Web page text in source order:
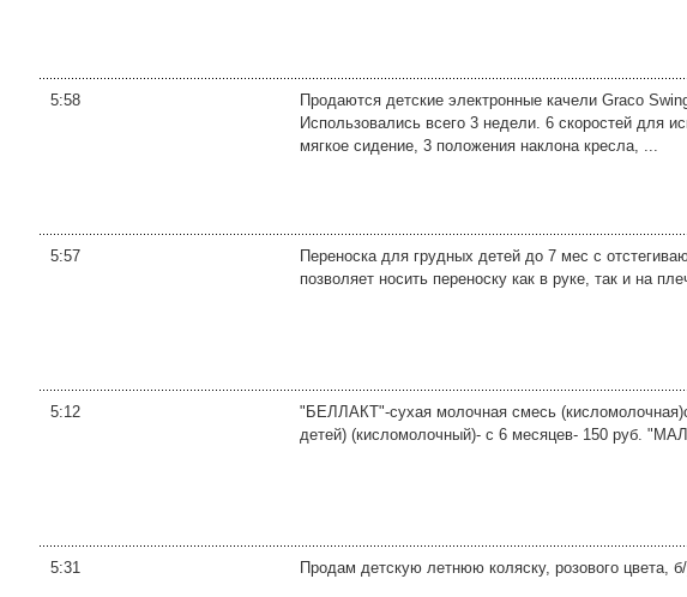
5:58
Продаются детские электронные качели Graco
Использовались всего 3 недели. 6 скоростей для
мягкое сидение, 3 положения наклона кресла, ...
5:57
Переноска для грудных детей до 7 мес с
позволяет носить переноску как в руке, так и на
5:12
"БЕЛЛАКТ"-сухая молочная смесь
детей) (кисломолочный)- с 6 месяцев- 150 руб.
5:31 Продам детскую летнюю коляску, розового цвета,